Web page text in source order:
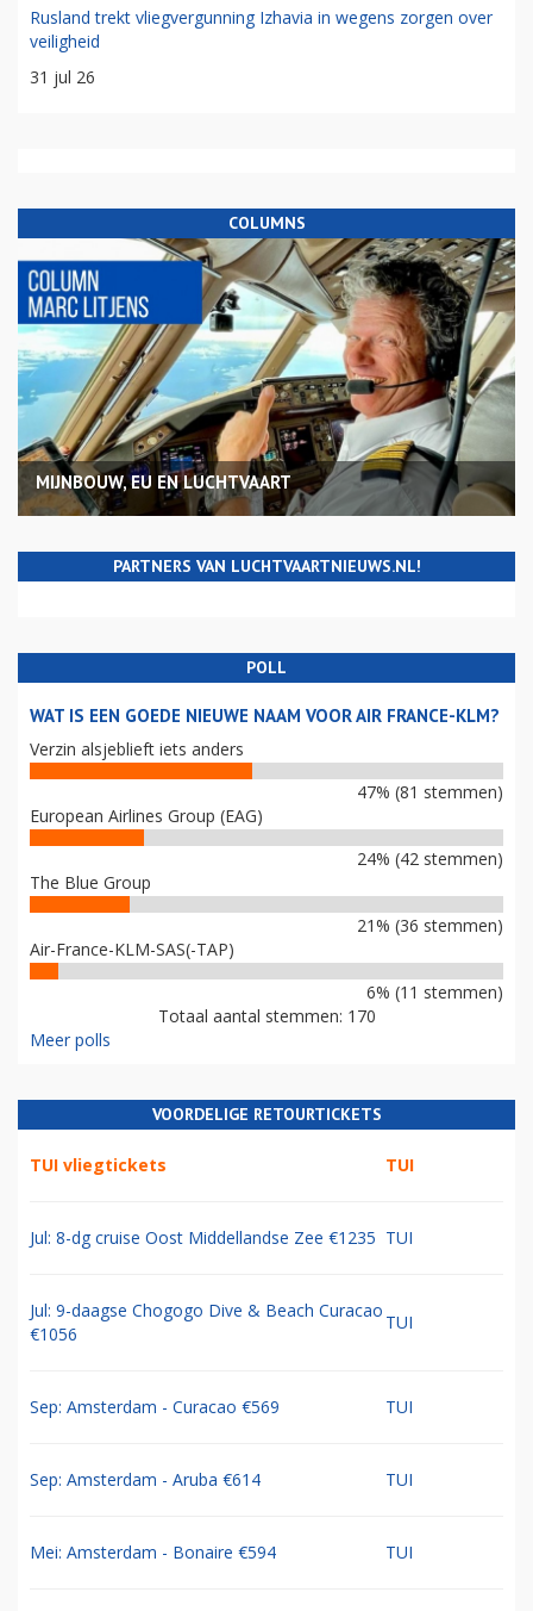
Rusland trekt vliegvergunning Izhavia in wegens zorgen over
veiligheid
31 jul 26
COLUMNS
MIJNBOUW, EU EN LUCHTVAART
PARTNERS VAN LUCHTVAARTNIEUWS.NL!
POLL
WAT IS EEN GOEDE NIEUWE NAAM VOOR AIR FRANCE-KLM?
Verzin alsjeblieft iets anders
47% (81 stemmen)
European Airlines Group (EAG)
24% (42 stemmen)
The Blue Group
21% (36 stemmen)
Air-France-KLM-SAS(-TAP)
6% (11 stemmen)
Totaal aantal stemmen: 170
Meer polls
VOORDELIGE RETOURTICKETS
TUI vliegtickets TUI
Jul: 8-dg cruise Oost Middellandse Zee €1235 TUI
Jul: 9-daagse Chogogo Dive & Beach Curacao
€1056
TUI
Sep: Amsterdam - Curacao €569 TUI
Sep: Amsterdam - Aruba €614 TUI
Mei: Amsterdam - Bonaire €594 TUI